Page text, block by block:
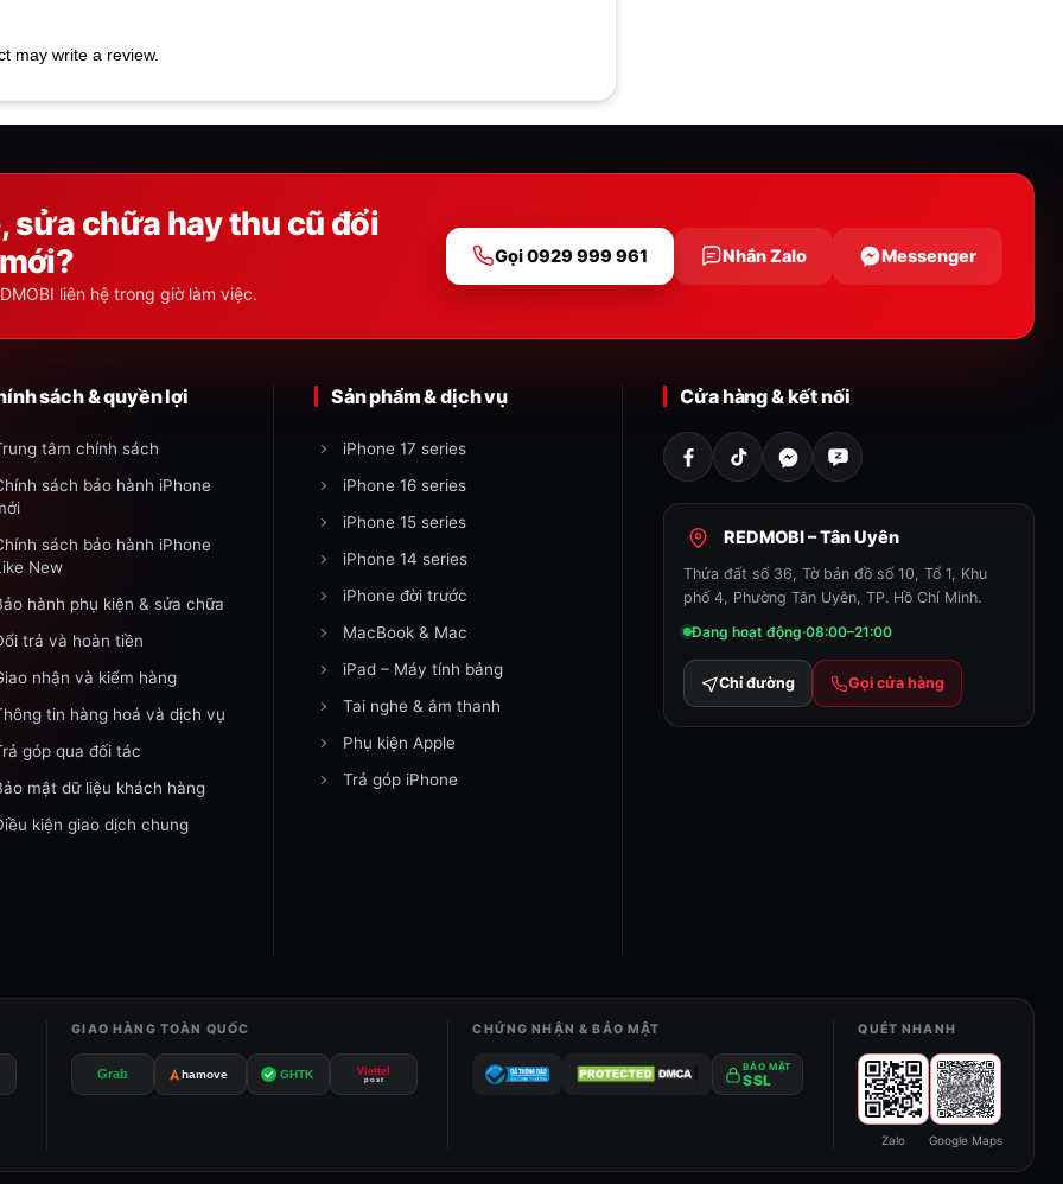
may write a review.
sửa chữa hay thu cũ đổi
mới?
liên hệ trong giờ làm việc.
Gọi 0929 999 961 Nhắn Zalo Messenger
sách & quyền lợi
tâm chính sách
sách bảo hành iPhone
sách bảo hành iPhone
New
hành phụ kiện & sửa chữa
trả và hoàn tiền
nhận và kiểm hàng
tin hàng hoá và dịch vụ
góp qua đối tác
mật dữ liệu khách hàng
kiện giao dịch chung
Sản phẩm & dịch vụ
iPhone 17 series
iPhone 16 series
iPhone 15 series
iPhone 14 series
iPhone đời trước
MacBook & Mac
iPad – Máy tính bảng
Tai nghe & âm thanh
Phụ kiện Apple
Trả góp iPhone
Cửa hàng & kết nối
REDMOBI – Tân Uyên
Thửa đất số 36, Tờ bản đồ số 10, Tổ 1, Khu
phố 4, Phường Tân Uyên, TP. Hồ Chí Minh.
Đang hoạt động·08:00–21:00
Chỉ đường Gọi cửa hàng
GIAO HÀNG TOÀN QUỐC
Grab hamove GHTK Viettel
post
CHỨNG NHẬN & BẢO MẬT
BẢO MẬT
SSL
QUÉT NHANH
Zalo Google Maps